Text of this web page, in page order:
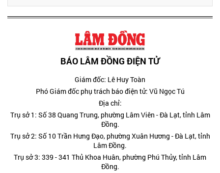
BÁO LÂM ĐỒNG ĐIỆN TỬ
Giám đốc: Lê Huy Toàn
Phó Giám đốc phụ trách báo điện tử: Vũ Ngọc Tú
Địa chỉ:
Trụ sở 1: Số 38 Quang Trung, phường Lâm Viên - Đà Lạt, tỉnh Lâm
Đồng.
Trụ sở 2: Số 10 Trần Hưng Đạo, phường Xuân Hương - Đà Lạt, tỉnh
Lâm Đồng.
Trụ sở 3: 339 - 341 Thủ Khoa Huân, phường Phú Thủy, tỉnh Lâm
Đồng.